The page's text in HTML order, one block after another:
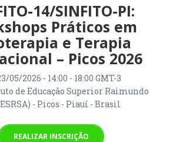
14/SINFITO-PI:
Práticos em
e Terapia
– Picos 2026
05/2026 - 14:00 - 18:00 GMT-3
de Educação Superior Raimundo
- Picos - Piauí - Brasil
REALIZAR INSCRIÇÃO